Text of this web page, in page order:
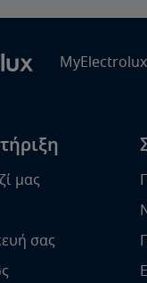
MyElectrolux
μας
σας